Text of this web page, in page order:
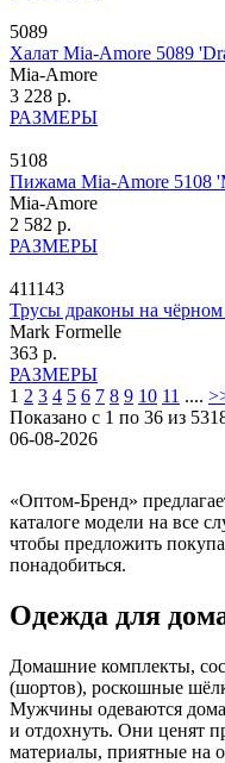
5089
Халат Mia-Amore 5089
Mia-Amore
3 228 р.
РАЗМЕРЫ
5108
Пижама Mia-Amore 5108
Mia-Amore
2 582 р.
РАЗМЕРЫ
411143
Трусы драконы на чёрном
Mark Formelle
363 р.
РАЗМЕРЫ
1 2 3 4 5 6 7 8 9 10 11 .... >
Показано с 1 по 36 из
06-08-2026
«Оптом-Бренд»
каталоге модели на все
чтобы предложить
понадобиться.
Одежда для
Домашние комплекты,
(шортов), роскошные
Мужчины одеваются дома
и отдохнуть. Они ценят
материалы, приятные на